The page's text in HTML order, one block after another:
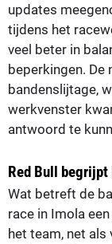
updates
tijdens het
veel beter in
beperkingen. De
bandenslijtage,
werkvenster
antwoord te
Red Bull
Wat betreft de
race in Imola
het team, net als